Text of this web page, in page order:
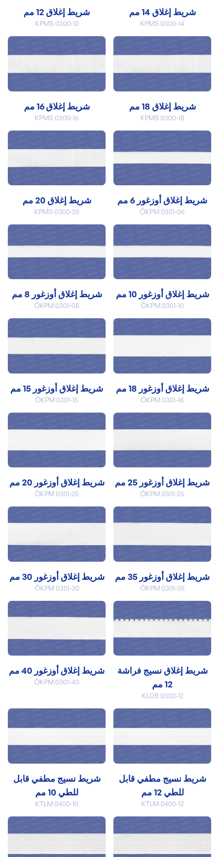
شريط إغلاق 12 مم
KPMS 0300-12
شريط إغلاق 14 مم
KPMS 0300-14
شريط إغلاق 16 مم
KPMS 0300-16
شريط إغلاق 18 مم
KPMS 0300-18
شريط إغلاق 20 مم
KPMS 0300-20
شريط إغلاق أوزغور 6 مم
ÖKPM 0301-06
شريط إغلاق أوزغور 8 مم
ÖKPM 0301-08
شريط إغلاق أوزغور 10 مم
ÖKPM 0301-10
شريط إغلاق أوزغور 15 مم
ÖKPM 0301-15
شريط إغلاق أوزغور 18 مم
ÖKPM 0301-18
شريط إغلاق أوزغور 20 مم
ÖKPM 0301-20
شريط إغلاق أوزغور 25 مم
ÖKPM 0301-25
شريط إغلاق أوزغور 30 مم
ÖKPM 0301-30
شريط إغلاق أوزغور 35 مم
ÖKPM 0301-35
شريط إغلاق أوزغور 40 مم
ÖKPM 0301-40
شريط إغلاق نسيج فراشة
12 مم
KLDB 0302-12
شريط نسيج مطفي قابل
للطي 10 مم
KTLM 0400-10
شريط نسيج مطفي قابل
للطي 12 مم
KTLM 0400-12